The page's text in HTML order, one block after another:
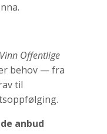
Vinn Offentlige
behov — fra
til
anbud